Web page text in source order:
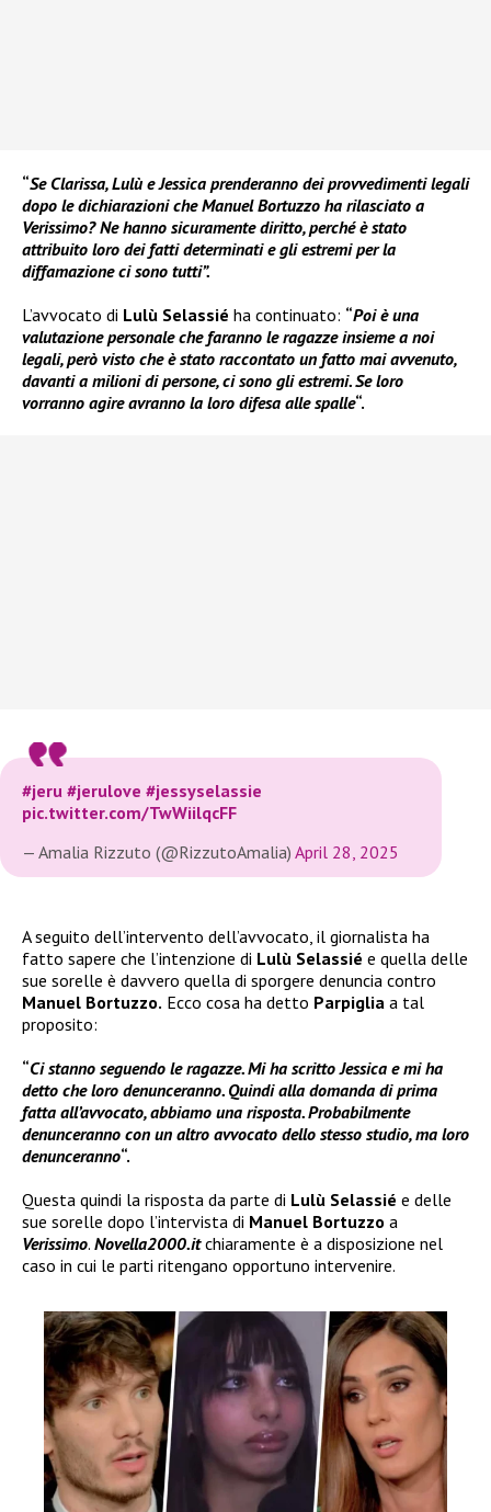
“Se Clarissa, Lulù e Jessica prenderanno dei provvedimenti legali
dopo le dichiarazioni che Manuel Bortuzzo ha rilasciato a
Verissimo? Ne hanno sicuramente diritto, perché è stato
attribuito loro dei fatti determinati e gli estremi per la
diffamazione ci sono tutti”.
L’avvocato di Lulù Selassié ha continuato: “Poi è una
valutazione personale che faranno le ragazze insieme a noi
legali, però visto che è stato raccontato un fatto mai avvenuto,
davanti a milioni di persone, ci sono gli estremi. Se loro
vorranno agire avranno la loro difesa alle spalle“.
#jeru #jerulove #jessyselassie
pic.twitter.com/TwWiilqcFF
— Amalia Rizzuto (@RizzutoAmalia) April 28, 2025
A seguito dell’intervento dell’avvocato, il giornalista ha
fatto sapere che l’intenzione di Lulù Selassié e quella delle
sue sorelle è davvero quella di sporgere denuncia contro
Manuel Bortuzzo. Ecco cosa ha detto Parpiglia a tal
proposito:
“Ci stanno seguendo le ragazze. Mi ha scritto Jessica e mi ha
detto che loro denunceranno. Quindi alla domanda di prima
fatta all’avvocato, abbiamo una risposta. Probabilmente
denunceranno con un altro avvocato dello stesso studio, ma loro
denunceranno“.
Questa quindi la risposta da parte di Lulù Selassié e delle
sue sorelle dopo l’intervista di Manuel Bortuzzo a
Verissimo. Novella2000.itchiaramente è a disposizione nel
caso in cui le parti ritengano opportuno intervenire.